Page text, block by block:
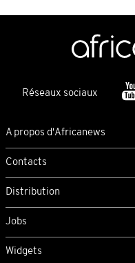
Réseaux sociaux
A propos d'Africanews
Contacts
Distribution
Jobs
Widgets